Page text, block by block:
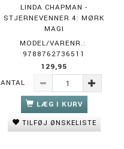
LINDA CHAPMAN -
STJERNEVENNER 4: MØRK
MAGI
MODEL/VARENR.:
9788762736511
129,95
ANTAL
LÆG I KURV
TILFØJ ØNSKELISTE